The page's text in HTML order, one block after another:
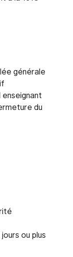
générale
du
ou plus